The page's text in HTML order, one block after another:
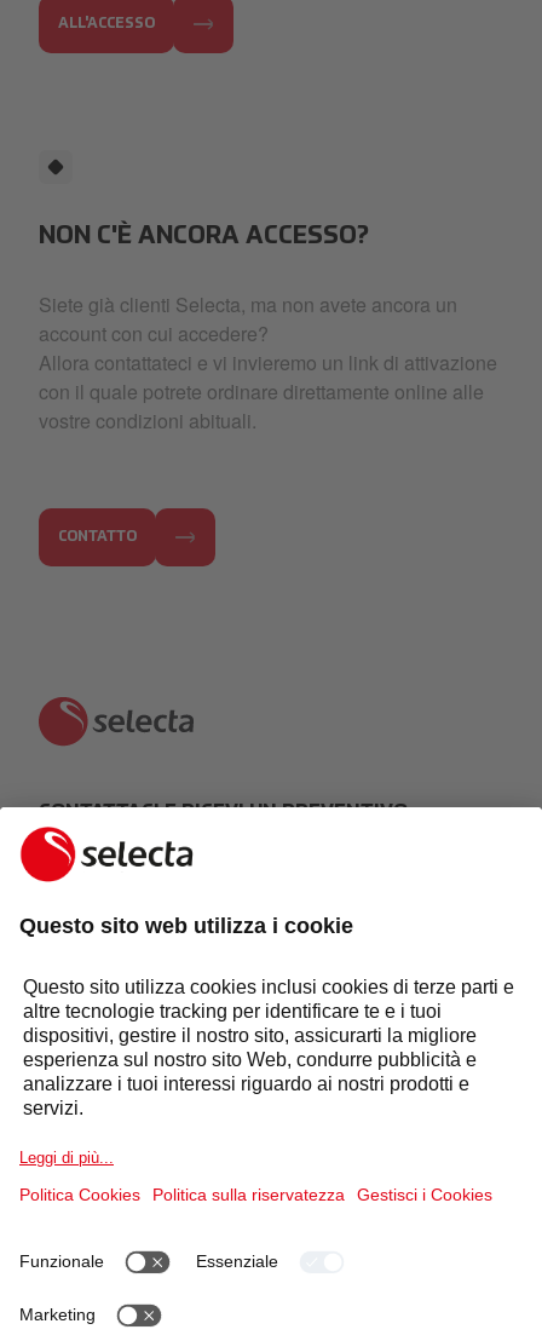
ALL'ACCESSO
NON C'È ANCORA ACCESSO?
Siete già clienti Selecta, ma non avete ancora un
account con cui accedere?
Allora contattateci e vi invieremo un link di attivazione
con il quale potrete ordinare direttamente online alle
vostre condizioni abituali.
CONTATTO
CONTATTACI E RICEVI UN PREVENTIVO
GRATUITO:
FARE UNA RICHIESTA
Risposta entro 24 ore
Settori
Selecta Group
Servizi